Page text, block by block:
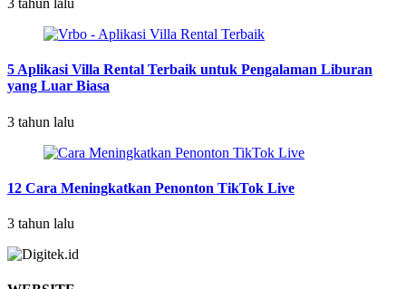
3 tahun lalu
5 Aplikasi Villa Rental Terbaik untuk Pengalaman Liburan
yang Luar Biasa
3 tahun lalu
12 Cara Meningkatkan Penonton TikTok Live
3 tahun lalu